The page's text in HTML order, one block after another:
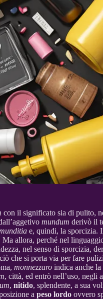
con il significato sia di pulito,
mundum derivò il
e, quindi, la sporcizia.
allora, perché nel
nel senso di sporcizia,
che si porta via per fare
monnezzaro indica anche
, città, ed entrò nell’uso, negli
, nitido, splendente, a sua
a peso lordo ovvero